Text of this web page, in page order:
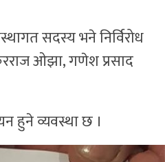
सदस्य भने निर्विरोध
ओझा, गणेश प्रसाद
हुने व्यवस्था छ ।